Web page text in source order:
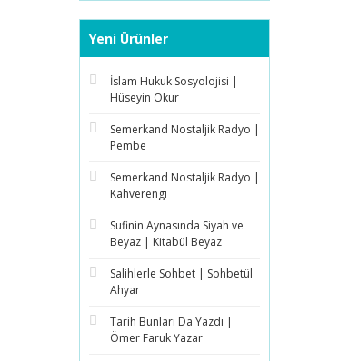
Yeni Ürünler
İslam Hukuk Sosyolojisi |
Hüseyin Okur
Semerkand Nostaljik Radyo |
Pembe
Semerkand Nostaljik Radyo |
Kahverengi
Sufinin Aynasında Siyah ve
Beyaz | Kitabül Beyaz
Salihlerle Sohbet | Sohbetül
Ahyar
Tarih Bunları Da Yazdı |
Ömer Faruk Yazar